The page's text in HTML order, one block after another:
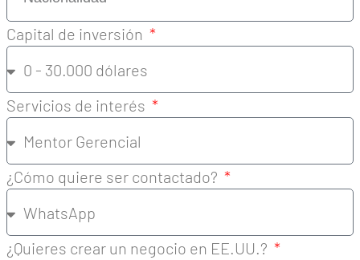
Capital de inversión
Servicios de interés
¿Cómo quiere ser contactado?
¿Quieres crear un negocio en EE.UU.?